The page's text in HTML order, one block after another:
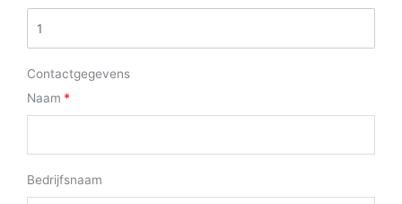
Contactgegevens
Naam
Bedrijfsnaam